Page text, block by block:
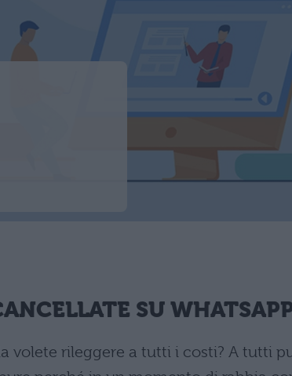
SU
volete rileggere a tutti i costi? A tutti